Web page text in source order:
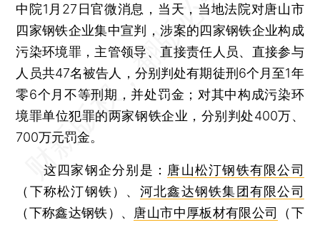
中院1月27日官微消息，当天，当地法院对唐山市
四家钢铁企业集中宣判，涉案的四家钢铁企业构成
污染环境罪，主管领导、直接责任人员、直接参与
人员共47名被告人，分别判处有期徒刑6个月至1年
零6个月不等刑期，并处罚金；对其中构成污染环
境罪单位犯罪的两家钢铁企业，分别判处400万、
700万元罚金。
这四家钢企分别是： 唐山松汀钢铁有限公司
（下称松汀钢铁）、 河北鑫达钢铁集团有限公司
（下称鑫达钢铁）、 唐山市中厚板材有限公司
（下